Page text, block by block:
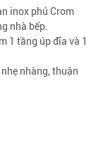
inox phủ Crom
nhà bếp.
1 tầng úp đĩa và 1
nhàng, thuận